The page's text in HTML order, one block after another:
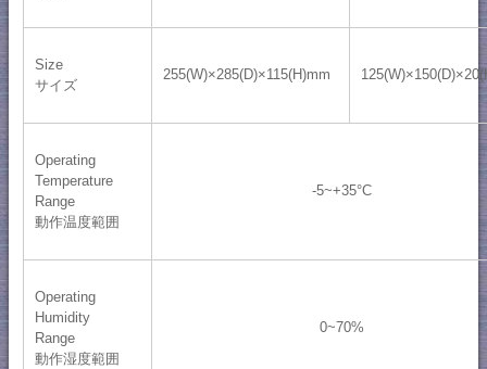
Size
サイズ
255(W)×285(D)×115(H)mm
Operating
Temperature
Range
動作温度範囲
-5~+35°C
Operating
Humidity
Range
動作湿度範囲
0~70%